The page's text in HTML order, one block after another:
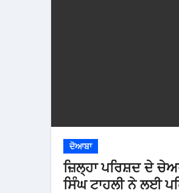
ਦੋਆਬਾ
ਜ਼ਿਲ੍ਹਾ ਪਰਿਸ਼ਦ ਦੇ
ਸਿੰਘ ਟਾਹਲੀ ਨੇ ਲਈ